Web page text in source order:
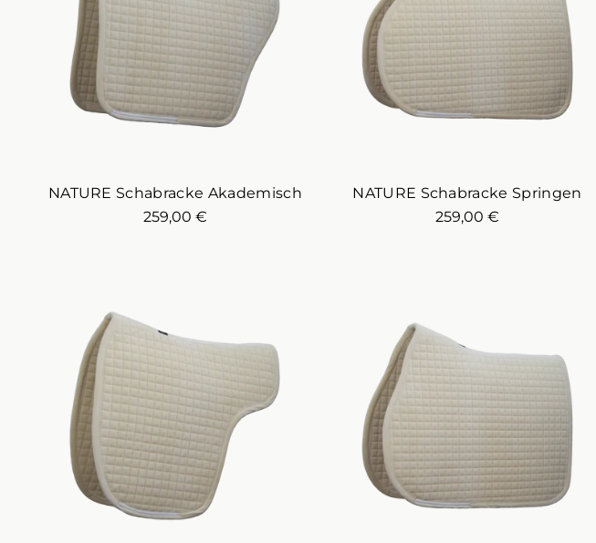
NATURE Schabracke Akademisch
259,00 €
NATURE Schabracke Springen
259,00 €